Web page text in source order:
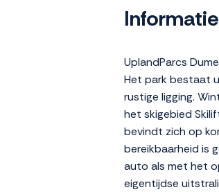
UplandParcs
Het park bestaat
rustige ligging.
het skigebied
bevindt zich op
bereikbaarheid is
auto als met het
eigentijdse